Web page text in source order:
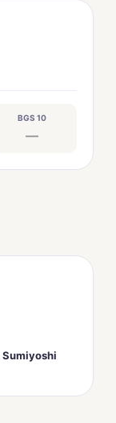
BGS 10
—
Sumiyoshi